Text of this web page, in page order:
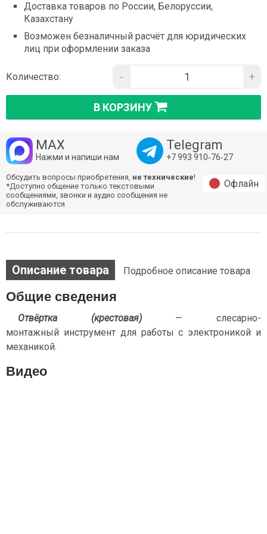
Доставка товаров по России, Белоруссии,
Казахстану
Возможен безналичный расчёт для юридических
лиц при оформлении заказа
Количество: - +
В КОРЗИНУ
MAX
Нажми и напиши нам
Telegram
+7 993 910‑76‑27
Обсудить вопросы приобретения, не технические!
*Доступно общение только текстовыми
сообщениями, звонки и аудио сообщения не
обслуживаются
Офлайн
Описание товара Подробное описание товара
Общие сведения
Отвёртка (крестовая) — слесарно-
монтажный инструмент для работы с электроникой и
механикой.
Видео